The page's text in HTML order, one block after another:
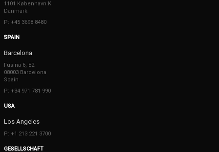
1101 København K
Danmark
P: +45 3698 8480
SPAIN
Barcelona
Fusina 6, E2
08003 Barcelona
Spain
P: +34 971 781 990
USA
Los Angeles
P: +1 213 221 3700
GESELLSCHAFT